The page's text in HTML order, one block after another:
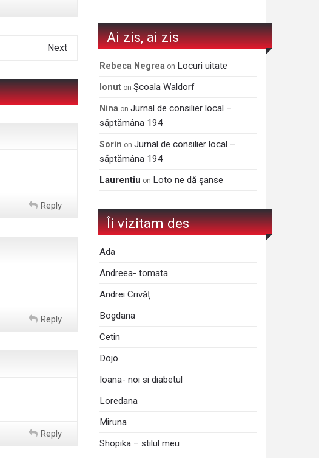
Next
Reply
Reply
Reply
Ai zis, ai zis
Rebeca Negrea on Locuri uitate
Ionut onŞcoala Waldorf
Nina onJurnal de consilier local –
săptămâna 194
Sorin onJurnal de consilier local –
săptămâna 194
Laurentiu on Loto ne dă şanse
Îi vizitam des
Ada
Andreea- tomata
Andrei Crivăț
Bogdana
Cetin
Dojo
Ioana- noi si diabetul
Loredana
Miruna
Shopika – stilul meu